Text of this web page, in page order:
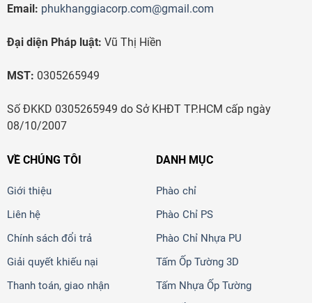
Email: phukhanggiacorp.com@gmail.com
Đại diện Pháp luật: Vũ Thị Hiền
MST: 0305265949
Số ĐKKD 0305265949 do Sở KHĐT TP.HCM cấp ngày
08/10/2007
VỀ CHÚNG TÔI
Giới thiệu
Liên hệ
Chính sách đổi trả
Giải quyết khiếu nại
Thanh toán, giao nhận
DANH MỤC
Phào chỉ
Phào Chỉ PS
Phào Chỉ Nhựa PU
Tấm Ốp Tường 3D
Tấm Nhựa Ốp Tường